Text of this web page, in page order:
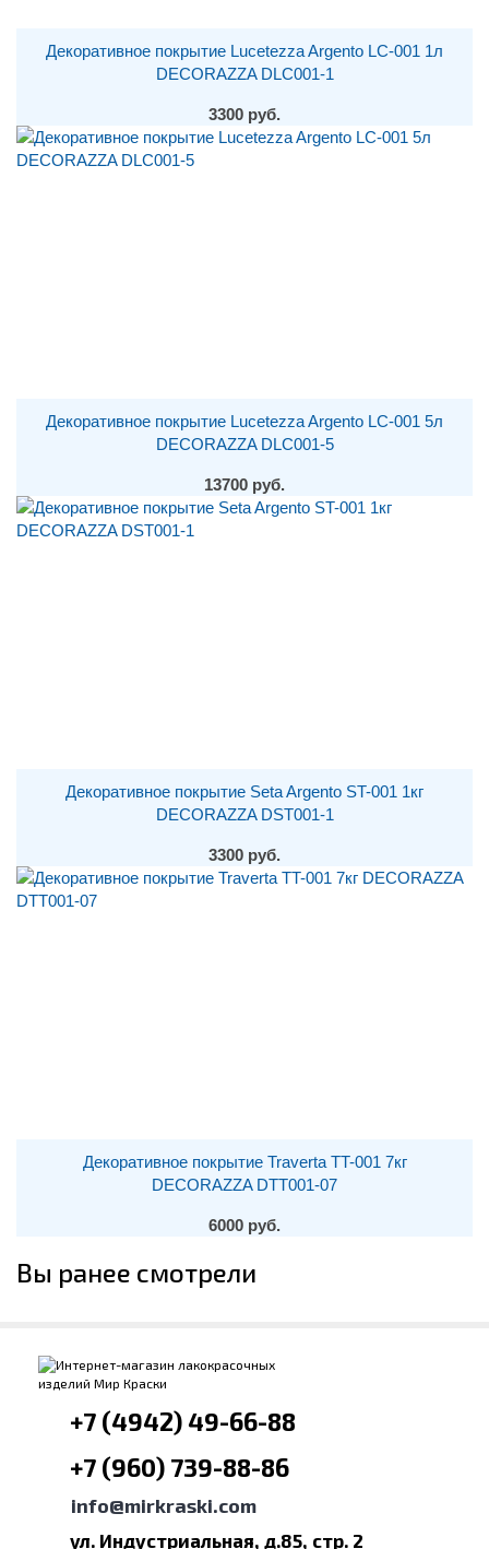
Декоративное покрытие Lucetezza Argento LC-001 1л
DECORAZZA DLC001-1
3300 руб.
Декоративное покрытие Lucetezza Argento LC-001 5л
DECORAZZA DLC001-5
13700 руб.
Декоративное покрытие Seta Argento ST-001 1кг
DECORAZZA DST001-1
3300 руб.
Декоративное покрытие Traverta TT-001 7кг
DECORAZZA DTT001-07
6000 руб.
Вы ранее смотрели
+7 (4942) 49-66-88
+7 (960) 739-88-86
info@mirkraski.com
ул. Индустриальная, д.85, стр. 2